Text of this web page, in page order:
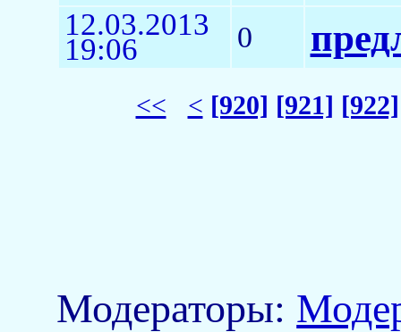
12.03.2013
19:06 0
<< < [920] [921] [922]
Модераторы: